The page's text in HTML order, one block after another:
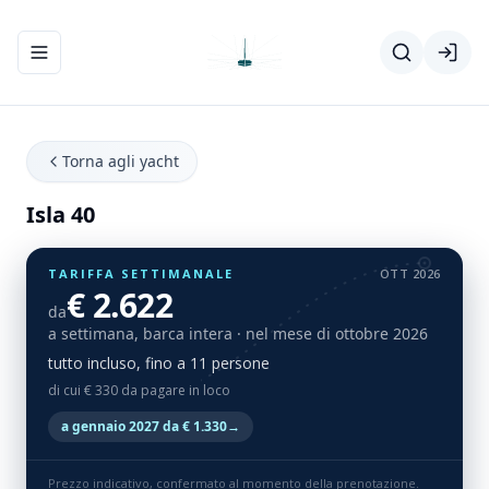
Apri/chiudi menu di navigazione
Torna agli yacht
Isla 40
TARIFFA SETTIMANALE OTT 2026
da€ 2.622
a settimana, barca intera · nel mese di ottobre 2026
tutto incluso, fino a 11 persone
di cui € 330 da pagare in loco
a gennaio 2027 da € 1.330→
Prezzo indicativo, confermato al momento della prenotazione.